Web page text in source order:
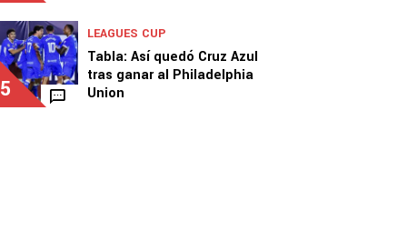
5
LEAGUES CUP
Tabla: Así quedó Cruz Azul
tras ganar al Philadelphia
Union